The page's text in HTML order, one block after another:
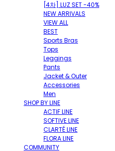
[4차] LUZ SET -40%
NEW ARRIVALS
VIEW ALL
BEST
Sports Bras
Tops
Leggings
Pants
Jacket & Outer
Accessories
Men
SHOP BY LINE
ACTIF LINE
SOFTIVE LINE
CLARTÉ LINE
FLORA LINE
COMMUNITY